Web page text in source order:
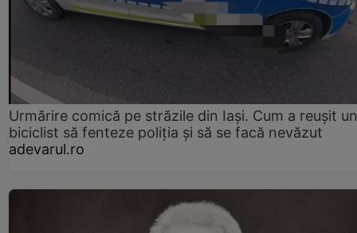
Urmărire comică pe străzile din Iași. Cum a reușit un
biciclist să fenteze poliția și să se facă nevăzut
adevarul.ro